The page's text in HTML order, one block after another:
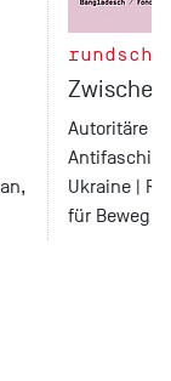
Autoritäre
Ukraine |
für